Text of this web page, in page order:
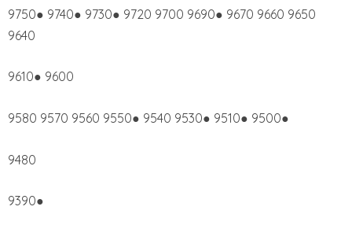
9750● 9740● 9730● 9720 9700 9690● 9670 9660 9650
9640
9610● 9600
9580 9570 9560 9550● 9540 9530● 9510● 9500●
9480
9390●